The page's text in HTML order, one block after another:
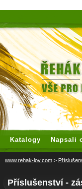
Katalogy Napsali
www.rehak-lov.com >
Příslušenství -